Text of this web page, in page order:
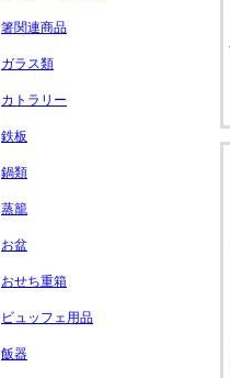
箸関連商品
ガラス類
カトラリー
鉄板
鍋類
蒸籠
お盆
おせち重箱
ビュッフェ用品
飯器